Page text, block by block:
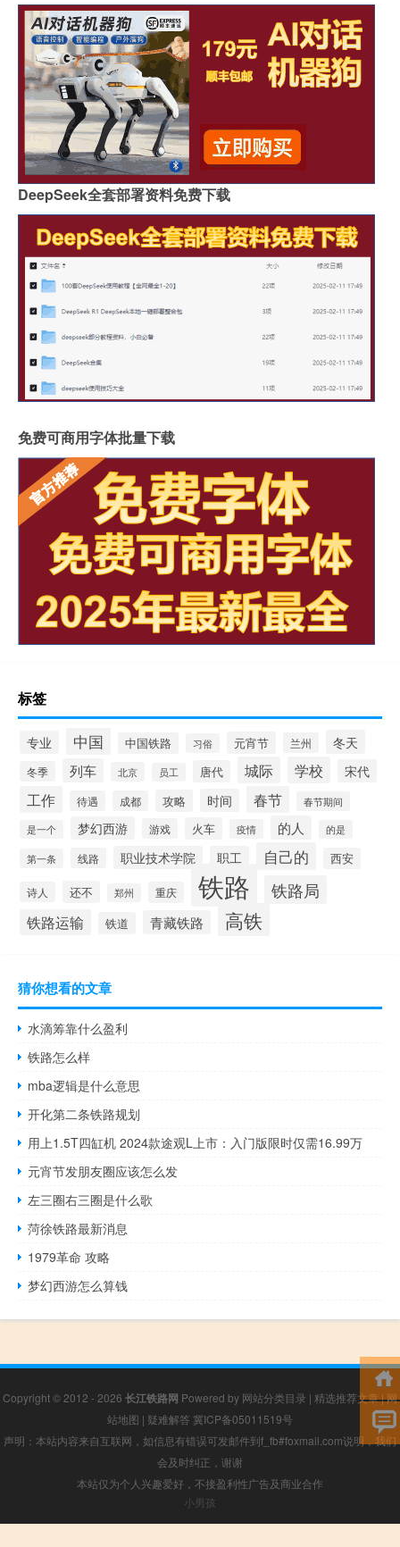
DeepSeek全套部署资料免费下载
免费可商用字体批量下载
标签
专业 中国 中国铁路 习俗 元宵节 兰州 冬天
冬季 列车 北京 员工 唐代 城际 学校 宋代
工作 待遇 成都 攻略 时间 春节 春节期间
是一个 梦幻西游 游戏 火车 疫情 的人 的是
第一条 线路 职业技术学院 职工 自己的 西安
诗人 还不 郑州 重庆 铁路 铁路局
铁路运输 铁道 青藏铁路 高铁
猜你想看的文章
水滴筹靠什么盈利
铁路怎么样
mba逻辑是什么意思
开化第二条铁路规划
用上1.5T四缸机 2024款途观L上市：入门版限时仅需16.99万
元宵节发朋友圈应该怎么发
左三圈右三圈是什么歌
菏徐铁路最新消息
1979革命 攻略
梦幻西游怎么算钱
Copyright © 2012 - 2026 长江铁路网 Powered by 网站分类目录 | 精选推荐文章|网
站地图 | 疑难解答 冀ICP备05011519号
声明：本站内容来自互联网，如信息有错误可发邮件到f_fb#foxmail.com说明，我们
会及时纠正，谢谢
本站仅为个人兴趣爱好，不接盈利性广告及商业合作
小男孩